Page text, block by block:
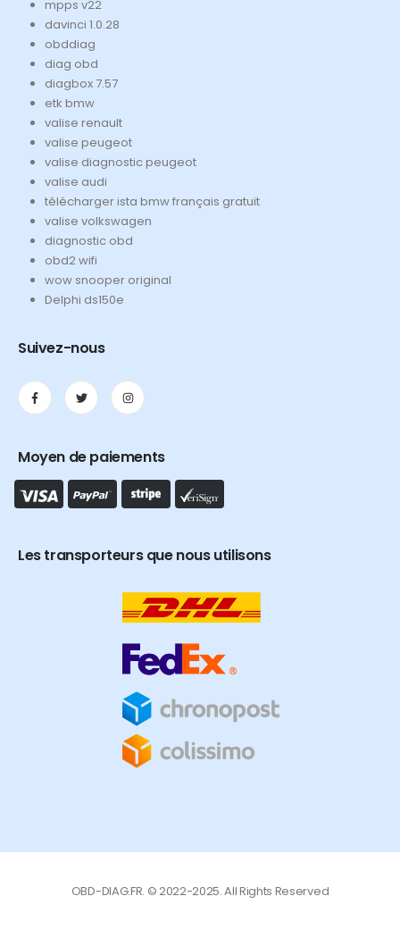
mpps v22
davinci 1.0.28
obddiag
diag obd
diagbox 7.57
etk bmw
valise renault
valise peugeot
valise diagnostic peugeot
valise audi
télécharger ista bmw français gratuit
valise volkswagen
diagnostic obd
obd2 wifi
wow snooper original
Delphi ds150e
Suivez-nous
Moyen de paiements
Les transporteurs que nous utilisons
OBD-DIAG.FR. © 2022-2025. All Rights Reserved